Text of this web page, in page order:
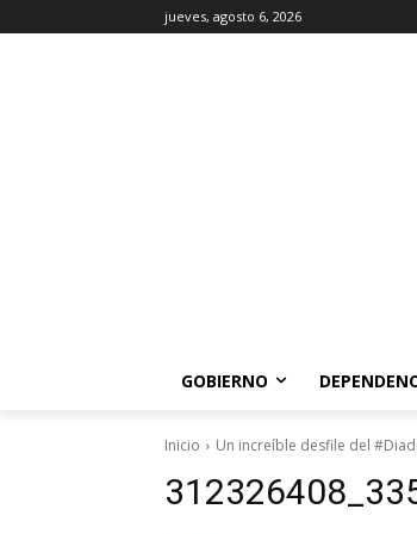
jueves, agosto 6, 2026
GOBIERNO
Inicio Un increíble desfile del